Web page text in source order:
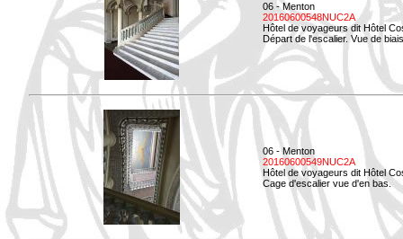
06 - Menton
20160600548NUC2A
Hôtel de voyageurs dit Hôtel
Départ de l'escalier. Vue de
06 - Menton
20160600549NUC2A
Hôtel de voyageurs dit Hôtel
Cage d'escalier vue d'en bas.